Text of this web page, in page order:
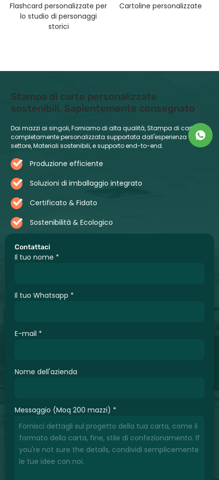
Flashcard personalizzate per
lo studio di personaggi
storici
Cartoline personalizzate
Contattaci
Il tuo nome *
Il tuo Whatsapp *
E-mail *
Nome dell'azienda
Messaggio (Moq 200 mazzi) *
Stampa di carte personalizzate
sostenibili, Sapientemente consegnato
Dai mazzi ai singoli, Forniamo di alta qualità, Stampa di carte
completamente personalizzata supportata dall'esperienza del
settore, Materiali sostenibili, e supporto end-to-end.
Produzione efficiente
Soluzioni di imballaggio integrato
Certificato & Fidato
Sostenibilità & Ecologico